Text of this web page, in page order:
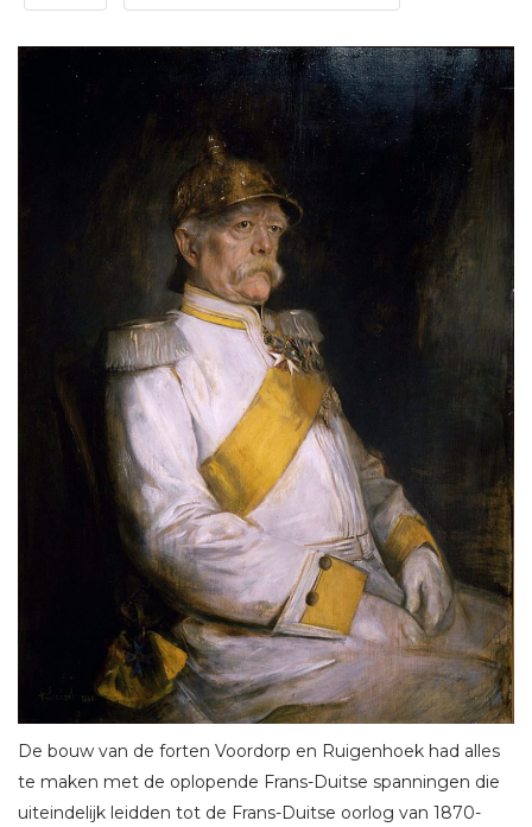
De bouw van de forten Voordorp en Ruigenhoek had alles
te maken met de oplopende Frans-Duitse spanningen die
uiteindelijk leidden tot de Frans-Duitse oorlog van 1870-